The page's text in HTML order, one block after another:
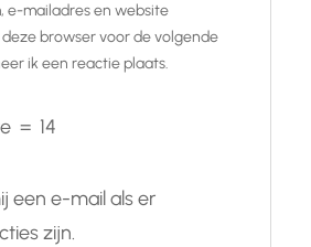
e-mailadres en website
browser voor de volgende
ik een reactie plaats.
= 14
een e-mail als er
zijn.